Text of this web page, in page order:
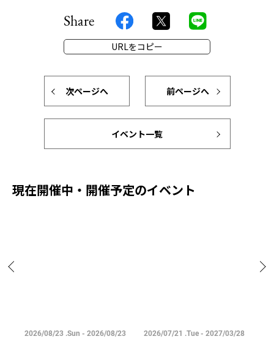
Share
URLをコピー
次ページへ 前ページへ
イベント一覧
現在開催中・開催予定のイベント
2026/08/23 .Sun - 2026/08/23
2026/07/21 .Tue - 2027/03/28